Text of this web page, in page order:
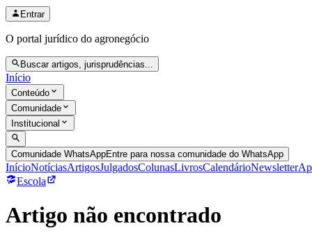
Entrar
O portal jurídico do agronegócio
Buscar artigos, jurisprudências...
Início
Conteúdo
Comunidade
Institucional
Comunidade WhatsAppEntre para nossa comunidade do WhatsApp
InícioNotíciasArtigosJulgadosColunasLivrosCalendárioNewsletter
Escola
Artigo não encontrado